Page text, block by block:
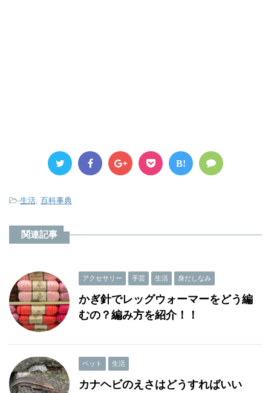
B!
-生活, 百科事典
関連記事
アクセサリー 手芸 生活 身だしなみ
かぎ針でレッグウォーマーをどう編
むの？編み方を紹介！！
ペット 生活
カナヘビのえさはどうすればいい